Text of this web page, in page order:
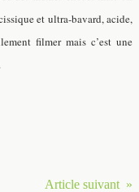
et ultra-bavard, acide,
filmer mais c’est une
Article suivant »